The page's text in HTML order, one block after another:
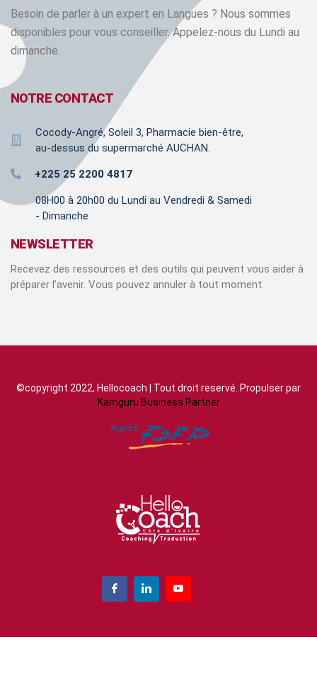
Besoin de parler à un expert en Langues ? Nous sommes
disponibles pour vous conseiller. Appelez-nous du Lundi au
dimanche.
NOTRE CONTACT
Cocody-Angré, Soleil 3, Pharmacie bien-être,
au-dessus du supermarché AUCHAN.
+225 25 2200 4817
08H00 à 20h00 du Lundi au Vendredi & Samedi
- Dimanche
NEWSLETTER
Recevez des ressources et des outils qui peuvent vous aider à
préparer l’avenir. Vous pouvez annuler à tout moment.
©copyright 2022, Hellocoach | Tout droit reservé. Propulser par
Kamguru Business Partner